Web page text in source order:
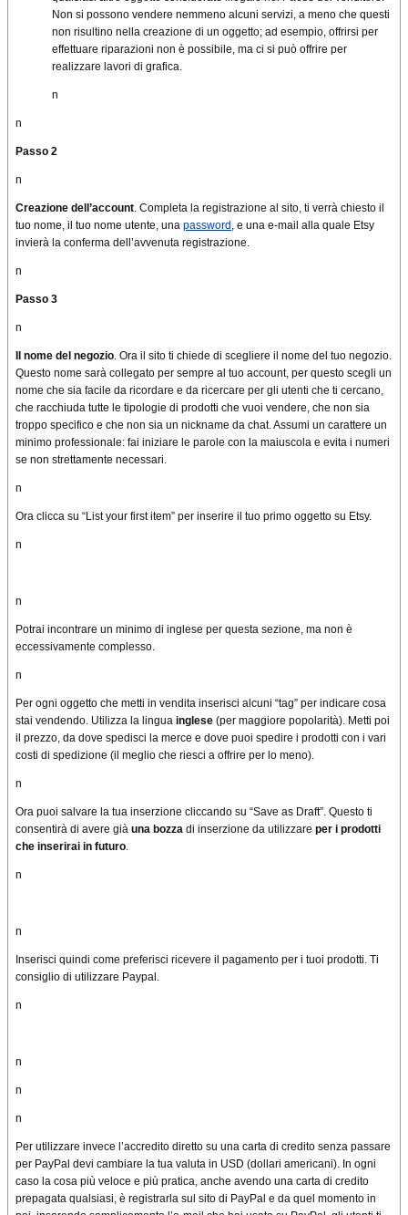
Non si possono vendere nemmeno alcuni servizi, a meno che questi
non risultino nella creazione di un oggetto; ad esempio, offrirsi per
effettuare riparazioni non è possibile, ma ci si può offrire per
realizzare lavori di grafica.
n
n
Passo 2
n
Creazione dell’account. Completa la registrazione al sito, ti verrà chiesto il
tuo nome, il tuo nome utente, una password , e una e-mail alla quale Etsy
invierà la conferma dell’avvenuta registrazione.
n
Passo 3
n
Il nome del negozio. Ora il sito ti chiede di scegliere il nome del tuo negozio.
Questo nome sarà collegato per sempre al tuo account, per questo scegli un
nome che sia facile da ricordare e da ricercare per gli utenti che ti cercano,
che racchiuda tutte le tipologie di prodotti che vuoi vendere, che non sia
troppo specifico e che non sia un nickname da chat. Assumi un carattere un
minimo professionale: fai iniziare le parole con la maiuscola e evita i numeri
se non strettamente necessari.
n
Ora clicca su “List your first item” per inserire il tuo primo oggetto su Etsy.
n
n
Potrai incontrare un minimo di inglese per questa sezione, ma non è
eccessivamente complesso.
n
Per ogni oggetto che metti in vendita inserisci alcuni “tag” per indicare cosa
stai vendendo. Utilizza la lingua inglese (per maggiore popolarità). Metti poi
il prezzo, da dove spedisci la merce e dove puoi spedire i prodotti con i vari
costi di spedizione (il meglio che riesci a offrire per lo meno).
n
Ora puoi salvare la tua inserzione cliccando su “Save as Draft”. Questo ti
consentirà di avere già una bozza di inserzione da utilizzare per i prodotti
che inserirai in futuro.
n
n
Inserisci quindi come preferisci ricevere il pagamento per i tuoi prodotti. Ti
consiglio di utilizzare Paypal.
n
n
n
n
Per utilizzare invece l’accredito diretto su una carta di credito senza passare
per PayPal devi cambiare la tua valuta in USD (dollari americani). In ogni
caso la cosa più veloce e più pratica, anche avendo una carta di credito
prepagata qualsiasi, è registrarla sul sito di PayPal e da quel momento in